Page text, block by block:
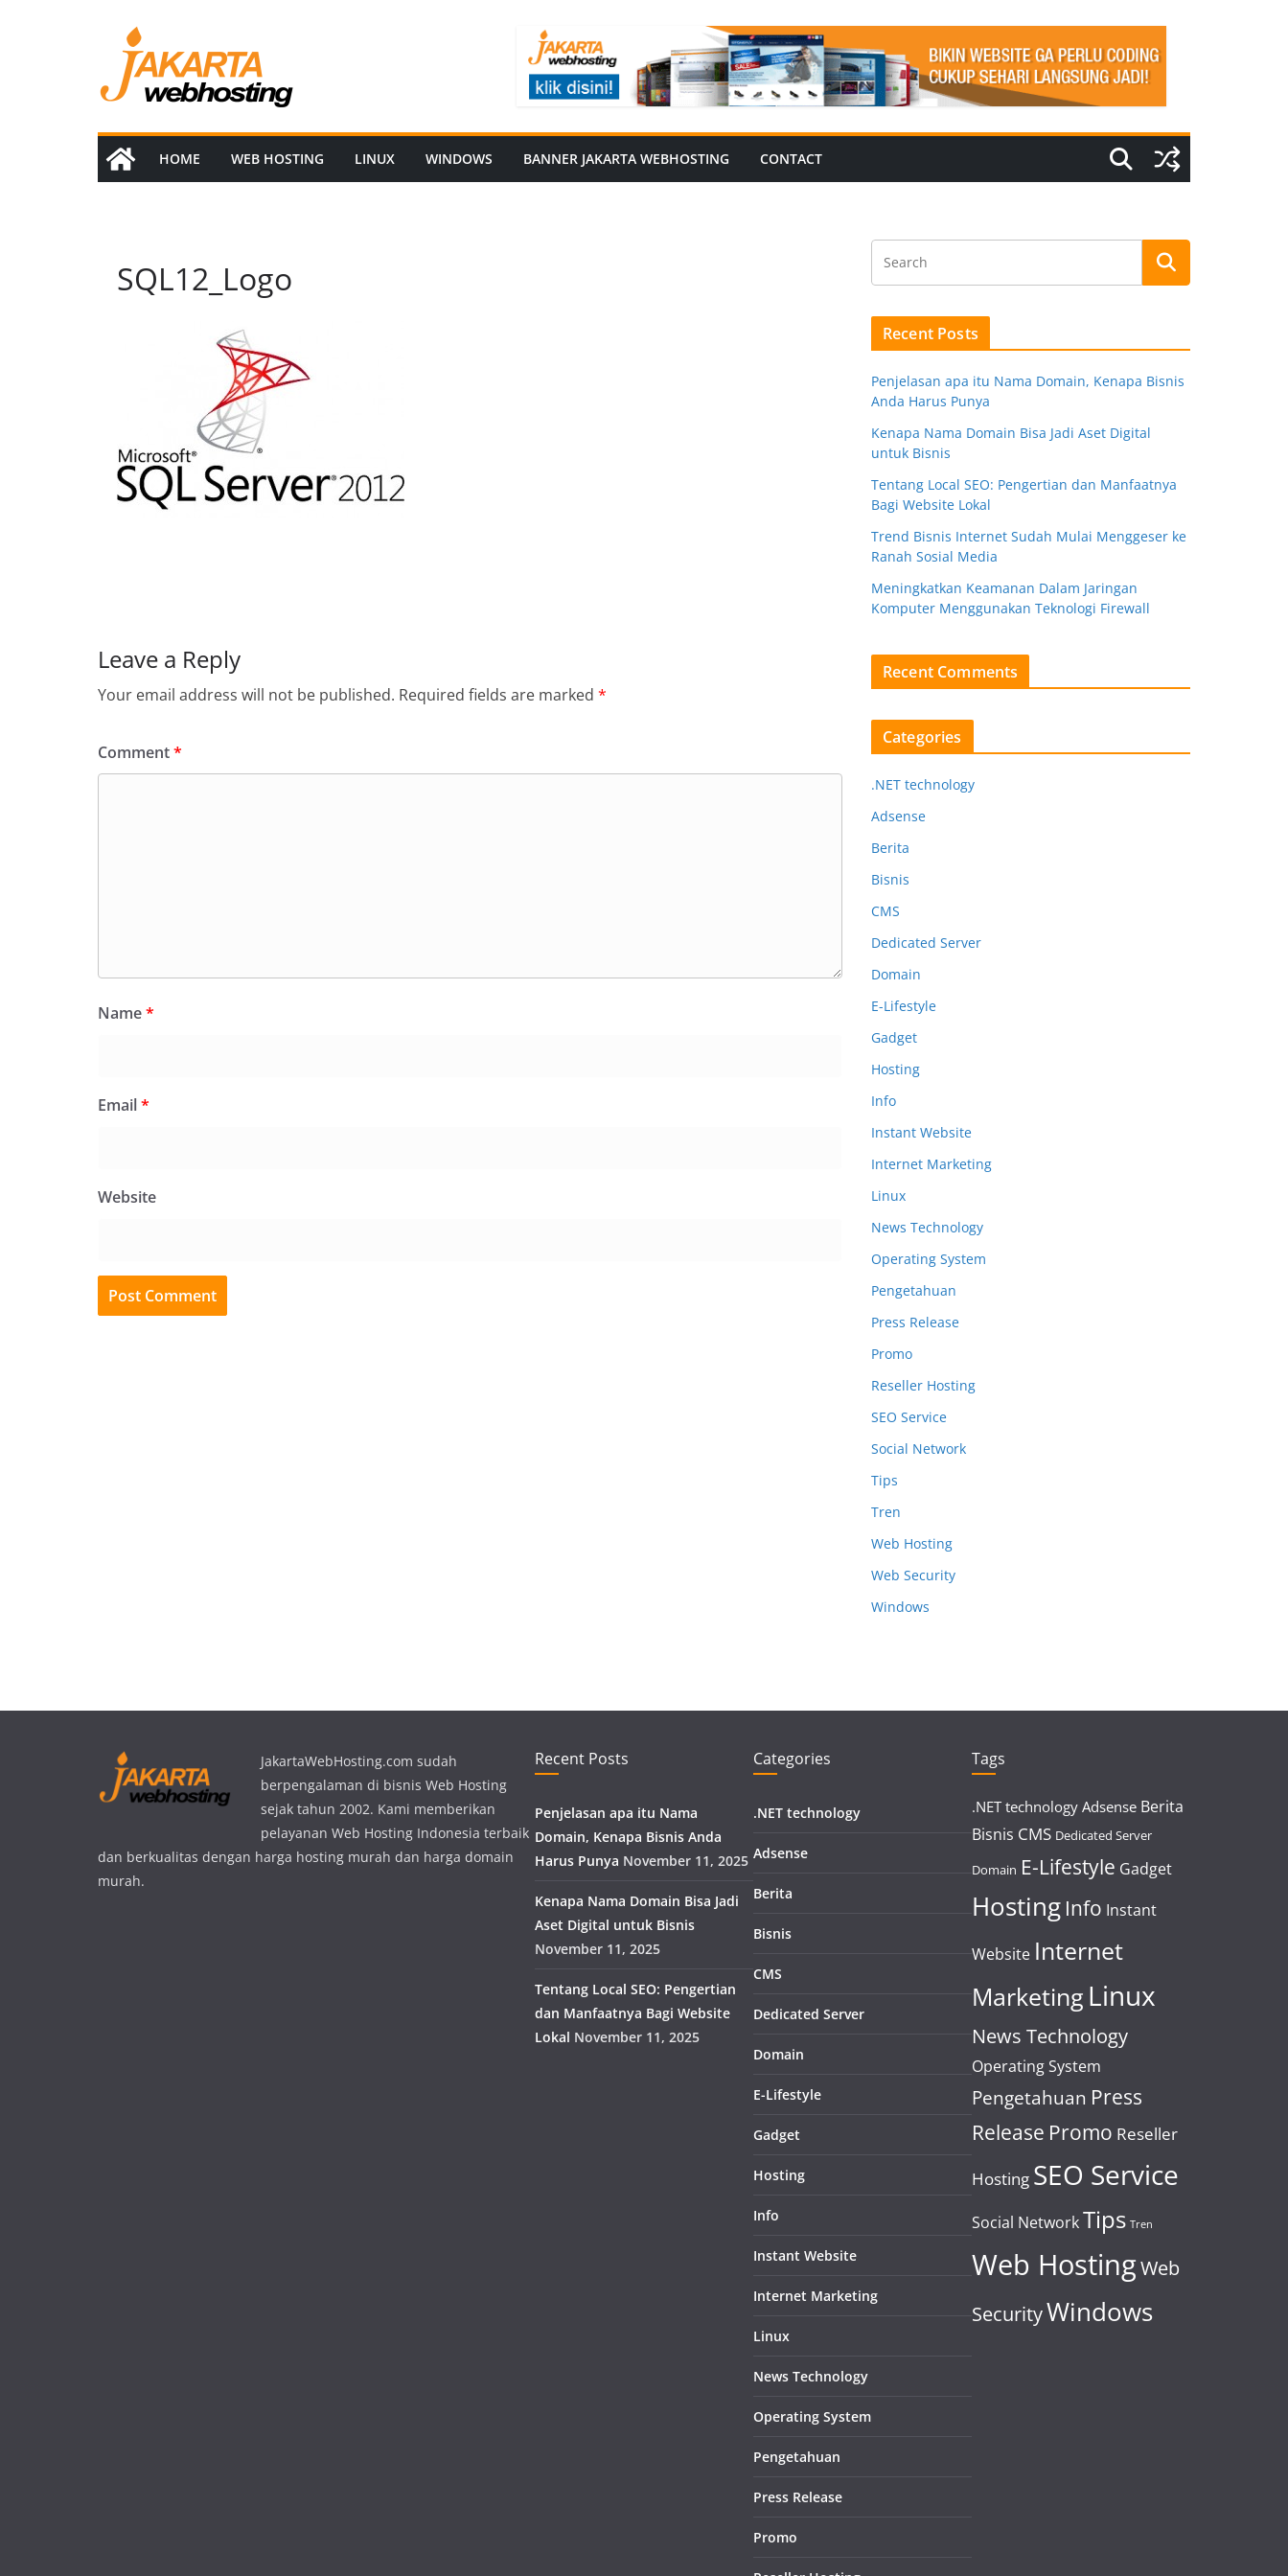
HOME WEB HOSTING LINUX WINDOWS BANNER JAKARTA WEBHOSTING CONTACT
SQL12_Logo
Leave a Reply
Your email address will not be published. Required fields are marked *
Comment*
Name*
Email*
Website
Recent Posts
Penjelasan apa itu Nama Domain, Kenapa Bisnis
Anda Harus Punya
Kenapa Nama Domain Bisa Jadi Aset Digital
untuk Bisnis
Tentang Local SEO: Pengertian dan Manfaatnya
Bagi Website Lokal
Trend Bisnis Internet Sudah Mulai Menggeser ke
Ranah Sosial Media
Meningkatkan Keamanan Dalam Jaringan
Komputer Menggunakan Teknologi Firewall
Recent Comments
Categories
.NET technology
Adsense
Berita
Bisnis
CMS
Dedicated Server
Domain
E-Lifestyle
Gadget
Hosting
Info
Instant Website
Internet Marketing
Linux
News Technology
Operating System
Pengetahuan
Press Release
Promo
Reseller Hosting
SEO Service
Social Network
Tips
Tren
Web Hosting
Web Security
Windows
JakartaWebHosting.com sudah
berpengalaman di bisnis Web Hosting
sejak tahun 2002. Kami memberikan
pelayanan Web Hosting Indonesia terbaik
dan berkualitas dengan harga hosting murah dan harga domain
murah.
Recent Posts
Penjelasan apa itu Nama
Domain, Kenapa Bisnis Anda
Harus Punya November 11, 2025
Kenapa Nama Domain Bisa Jadi
Aset Digital untuk Bisnis
November 11, 2025
Tentang Local SEO: Pengertian
dan Manfaatnya Bagi Website
Lokal November 11, 2025
Categories
.NET technology
Adsense
Berita
Bisnis
CMS
Dedicated Server
Domain
E-Lifestyle
Gadget
Hosting
Info
Instant Website
Internet Marketing
Linux
News Technology
Operating System
Pengetahuan
Press Release
Promo
Tags
.NET technology Adsense Berita
Bisnis CMS Dedicated Server
Domain E-Lifestyle Gadget
Hosting Info Instant
Website Internet
Marketing Linux
News Technology
Operating System
Pengetahuan Press
Release Promo Reseller
Hosting SEO Service
Social NetworkTips Tren
Web HostingWeb
SecurityWindows